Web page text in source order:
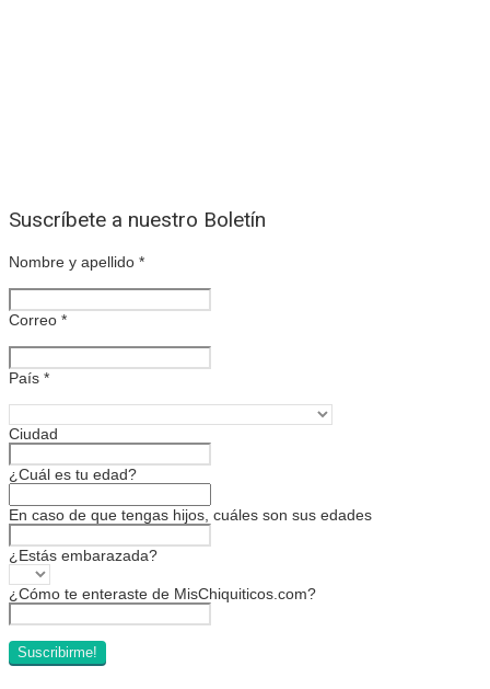
Suscríbete a nuestro Boletín
Nombre y apellido *
Correo *
País *
Ciudad
¿Cuál es tu edad?
En caso de que tengas hijos, cuáles son sus edades
¿Estás embarazada?
¿Cómo te enteraste de MisChiquiticos.com?